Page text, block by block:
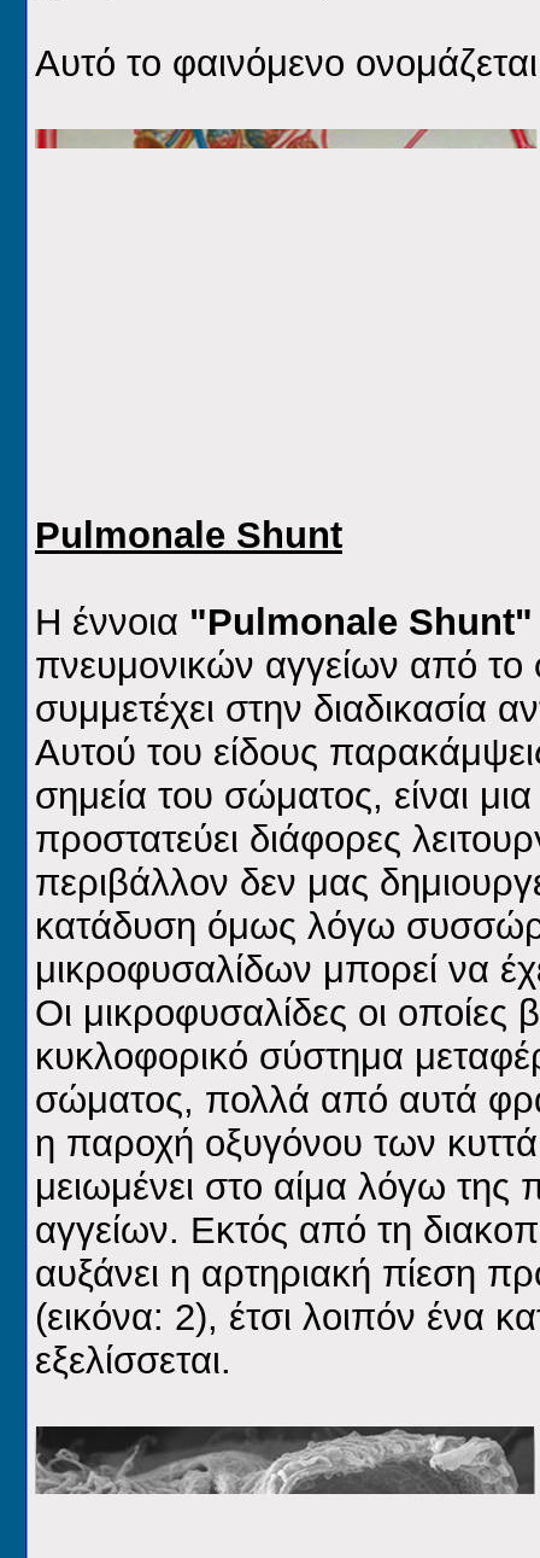
Αυτό το φαινόμενο
Pulmonale Shunt
Η έννοια "Pulmonale Shunt"
πνευμονικών αγγείων από το
συμμετέχει στην διαδικασία
Αυτού του είδους
σημεία του σώματος, είναι
προστατεύει διάφορες
περιβάλλον δεν μας
κατάδυση όμως λόγω
μικροφυσαλίδων μπορεί να
Oι μικροφυσαλίδες οι οποίες
κυκλοφορικό σύστημα
σώματος, πολλά από αυτά
η παροχή οξυγόνου των
μειωμένει στο αίμα λόγω
αγγείων. Εκτός από τη
αυξάνει η αρτηριακή πίεση
(εικόνα: 2), έτσι λοιπόν ένα
εξελίσσεται.